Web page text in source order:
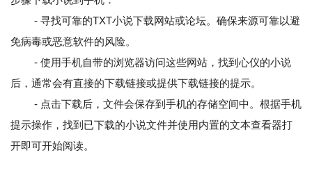
- 寻找可靠的TXT小说下载网站或论坛。确保来源可靠以避
免病毒或恶意软件的风险。
- 使用手机自带的浏览器访问这些网站，找到心仪的小说
后，通常会有直接的下载链接或提供下载链接的提示。
- 点击下载后，文件会保存到手机的存储空间中。根据手机
提示操作，找到已下载的小说文件并使用内置的文本查看器打
开即可开始阅读。